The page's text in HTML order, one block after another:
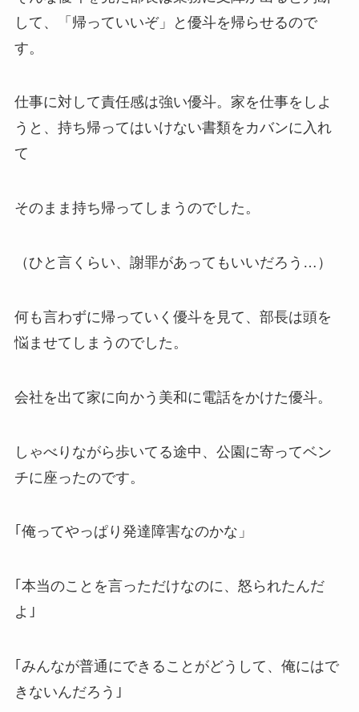
して、「帰っていいぞ」と優斗を帰らせるので
す。
仕事に対して責任感は強い優斗。家を仕事をしよ
うと、持ち帰ってはいけない書類をカバンに入れ
て
そのまま持ち帰ってしまうのでした。
（ひと言くらい、謝罪があってもいいだろう…）
何も言わずに帰っていく優斗を見て、部長は頭を
悩ませてしまうのでした。
会社を出て家に向かう美和に電話をかけた優斗。
しゃべりながら歩いてる途中、公園に寄ってベン
チに座ったのです。
｢俺ってやっぱり発達障害なのかな」
｢本当のことを言っただけなのに、怒られたんだ
よ｣
｢みんなが普通にできることがどうして、俺にはで
きないんだろう｣